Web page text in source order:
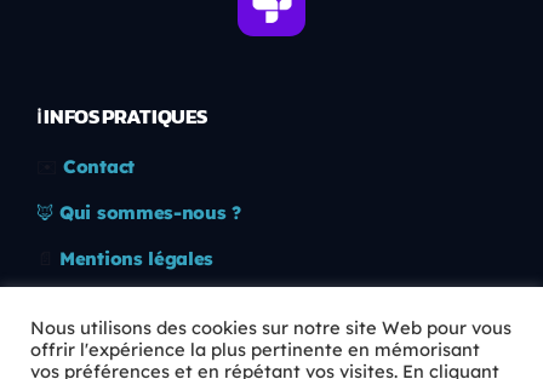
ℹ️ INFOS PRATIQUES
Contact
🦊 Qui sommes-nous ?
Mentions légales
🛡️ RGPD
Nous utilisons des cookies sur notre site Web pour vous
offrir l'expérience la plus pertinente en mémorisant
vos préférences et en répétant vos visites. En cliquant